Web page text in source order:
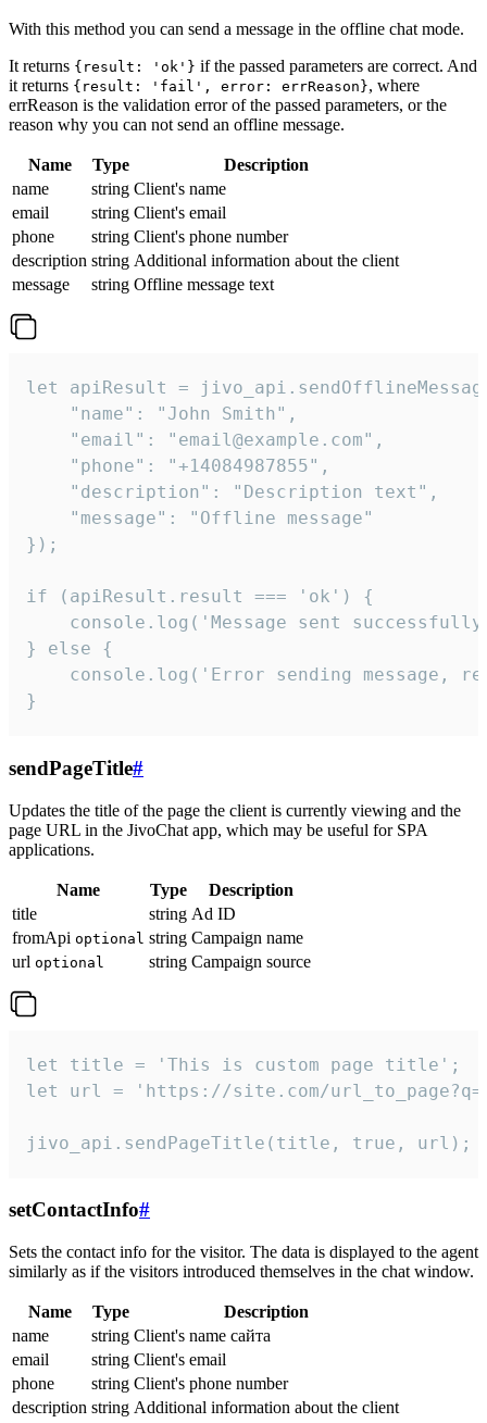
With this method you can send a message in the offline chat mode.
It returns {result: 'ok'} if the passed parameters are correct. And
it returns {result: 'fail', error: errReason}, where
errReason is the validation error of the passed parameters, or the
reason why you can not send an offline message.
Name Type
Description
name
string Client's name
email
string Client's email
phone
string Client's phone number
description string Additional information about the client
message
string Offline message text
let apiResult =
    "name": "John Smith",
    "email": "email@example.com",
    "phone": "+14084987855",
    "description": "Description text",
    "message": "Offline message"
});
if (apiResult.result === 'ok') {
console.log('Message sent
} else {
console.log('Error sending message,
}
sendPageTitle#
Updates the title of the page the client is currently viewing and the
page URL in the JivoChat app, which may be useful for SPA
applications.
Name Type
Description
title
string Ad ID
fromApi optional string Campaign name
url optional string Campaign source
let title = 'This is custom page title';
let url = 'https://site.com/
jivo_api.sendPageTitle(title, true, url);
setContactInfo#
Sets the contact info for the visitor. The data is displayed to the agent
similarly as if the visitors introduced themselves in the chat window.
Name Type
Description
name
string Client's name сайта
email
string Client's email
phone
string Client's phone number
description string Additional information about the client